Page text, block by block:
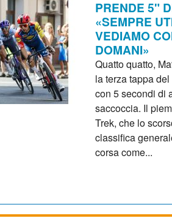
PRENDE 5"
«SEMPRE
VEDIAMO
DOMANI»
Quatto quatto,
la terza tappa
con 5 secondi di
saccoccia. Il
Trek, che lo
classifica
corsa come...